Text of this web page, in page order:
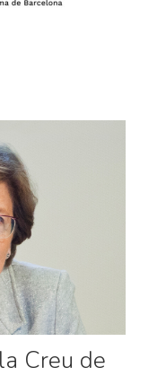
Creu de